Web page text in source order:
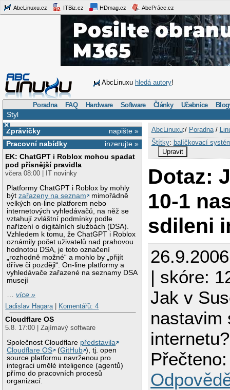
AbcLinuxu.cz ITBiz.cz HDmag.cz AbcPráce.cz
AbcLinuxu hledá autory!
Poradna FAQ Hardware Software Články Učebnice
Styl
×
napište »
Zprávičky
inzerujte »
Pracovní nabídky
EK: ChatGPT i Roblox mohou spadat
pod přísnější pravidla
včera 08:00 | IT novinky
Platformy ChatGPT i Roblox by mohly
býtzařazeny na seznam
mimořádně
velkých on-line platforem nebo
internetových vyhledávačů, na něž se
vztahují zvláštní podmínky podle
nařízení o digitálních službách (DSA).
Vzhledem k tomu, že ChatGPT i Roblox
oznámily počet uživatelů nad prahovou
hodnotou DSA, je toto označení
„rozhodně možné“ a mohlo by „přijít
dříve či později“. On-line platformy a
vyhledávače zařazené na seznamy DSA
musejí
…více »
Ladislav Hagara
Komentářů: 4
Cloudflare OS
5.8. 17:00 | Zajímavý software
Společnost Cloudflare představila
Cloudflare OS
(GitHub ), tj. open
source platformu navrženou pro
integraci umělé inteligence (agentů)
přímo do pracovních procesů
organizací.
AbcLinuxu:/ Poradna/
Štítky: balíčkovací
Upravit
Dotaz:
10-1
sdileni
| skóre:
Jak v
nastavim
internetu?